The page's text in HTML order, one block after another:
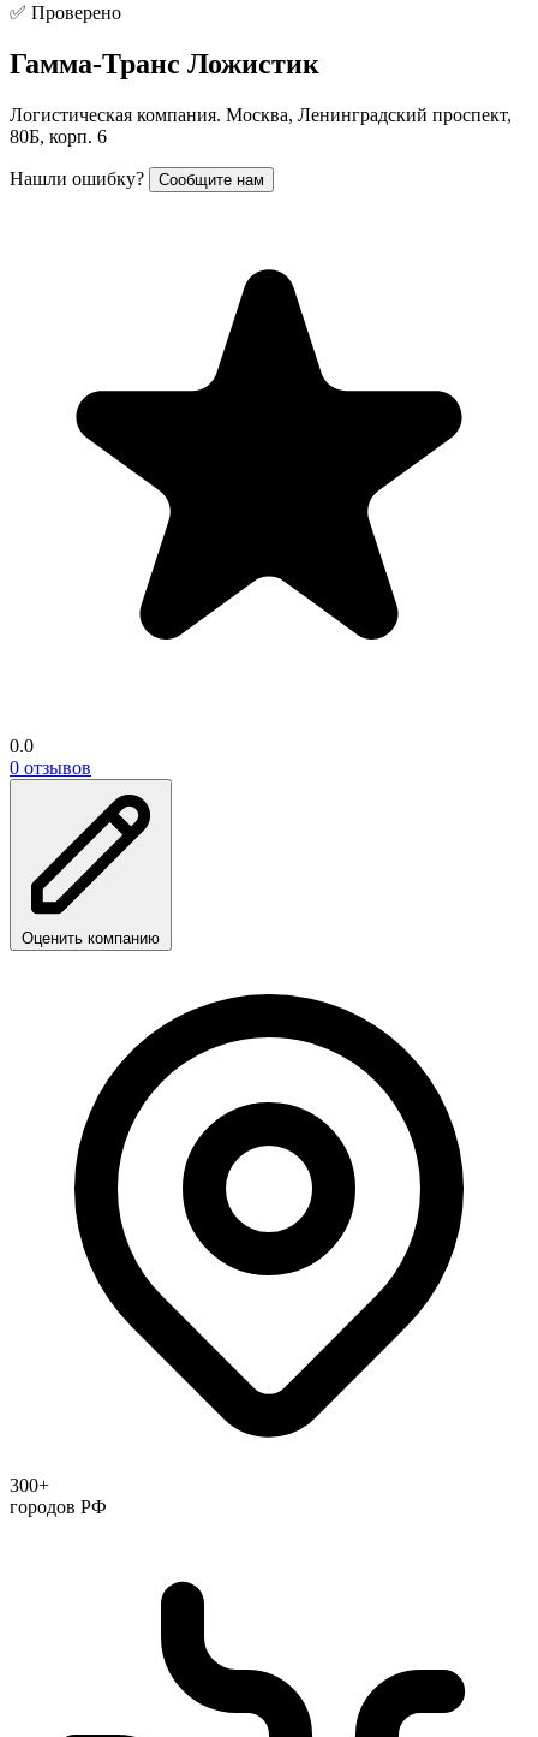
✅ Проверено
Гамма-Транс Ложистик
Логистическая компания. Москва, Ленинградский проспект,
80Б, корп. 6
Нашли ошибку? Сообщите нам
0.0
0 отзывов
Оценить компанию
300+
городов РФ